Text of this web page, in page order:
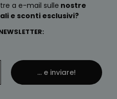
a e-mail sulle nostre
e sconti esclusivi?
:
... e inviare!